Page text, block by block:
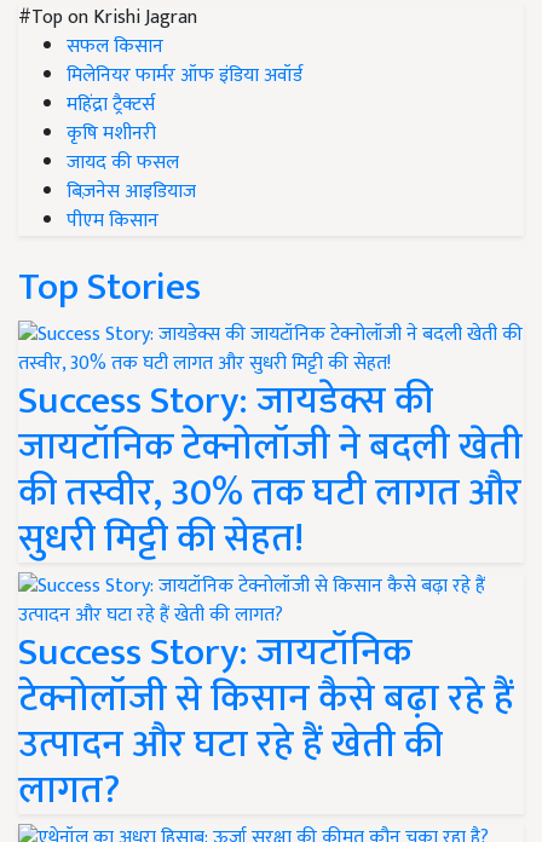
#Top on Krishi Jagran
सफल किसान
मिलेनियर फार्मर ऑफ इंडिया अवॉर्ड
महिंद्रा ट्रैक्टर्स
कृषि मशीनरी
जायद की फसल
बिज़नेस आइडियाज
पीएम किसान
Top Stories
Success Story: जायडेक्स की
जायटॉनिक टेक्नोलॉजी ने बदली खेती
की तस्वीर, 30% तक घटी लागत और
सुधरी मिट्टी की सेहत!
Success Story: जायटॉनिक
टेक्नोलॉजी से किसान कैसे बढ़ा रहे हैं
उत्पादन और घटा रहे हैं खेती की
लागत?